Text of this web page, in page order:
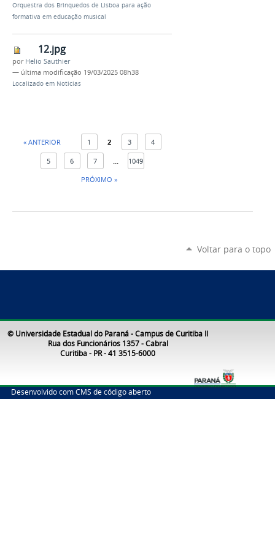
Orquestra dos Brinquedos de Lisboa para ação
formativa em educação musical
12.jpg
por Helio Sauthier
— última modificação 19/03/2025 08h38
Localizado em Noticias
« ANTERIOR 1 2 3 4
5 6 7 ...
1049
PRÓXIMO »
Voltar para o topo
© Universidade Estadual do Paraná - Campus de Curitiba II
Rua dos Funcionários 1357 - Cabral
Curitiba - PR - 41 3515-6000
Desenvolvido com CMS de código aberto